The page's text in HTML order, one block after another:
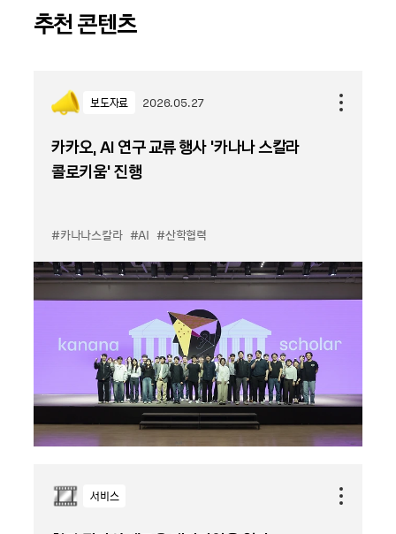
추천 콘텐츠
보도자료 2026.05.27
카카오, AI 연구 교류 행사 ‘카나나 스칼라
콜로키움’ 진행
#카나나스칼라 #AI #산학협력
서비스